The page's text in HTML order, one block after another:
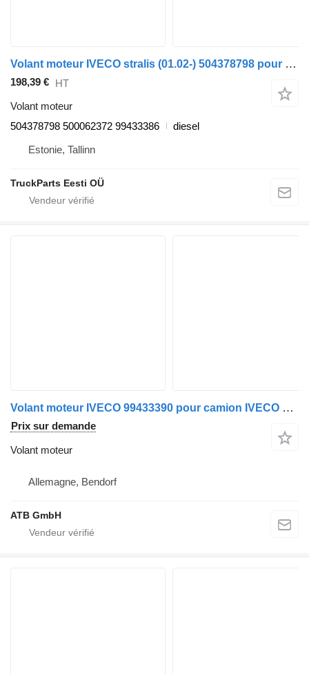
Volant moteur IVECO stralis (01.02-) 504378798 pour tracteur routier IVECO Stralis, Trakker (2002-)
198,39 € HT
Volant moteur
504378798 500062372 99433386
diesel
Estonie, Tallinn
TruckParts Eesti OÜ
Volant moteur IVECO 99433390 pour camion IVECO Stralis Cursor 10
Prix sur demande
Volant moteur
Allemagne, Bendorf
ATB GmbH